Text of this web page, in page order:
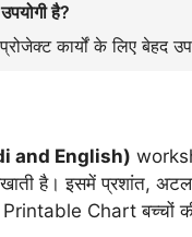
है?
कार्यों के लिए बेहद
and English)
है। इसमें प्रशांत,
Chart बच्चों की